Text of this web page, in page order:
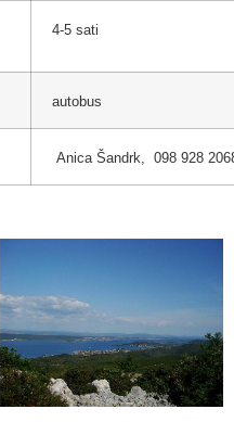
4-5 sati
autobus
Anica Šandrk, 098 928